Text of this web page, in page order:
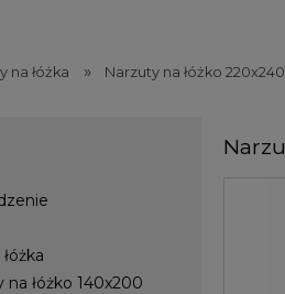
na łóżka » Narzuty na łóżko 220x240
na łóżko 140x200